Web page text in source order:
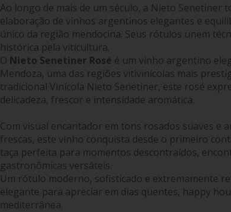
Ao longo de mais de um século, a Nieto
elaboração de vinhos argentinos elegantes e
único da região mendocina. Seus rótulos unem
histórica pela viticultura.
O Nieto Senetiner Rosé é um vinho argentino
Mendoza, uma das regiões vitivinícolas mais
tradicional Vinícola Nieto Senetiner, este rosé
delicadeza, frescor e intensidade aromática.
Com visual encantador em tons rosados suaves e
frescas, este vinho conquista desde o primeiro
taça perfeita para momentos descontraídos,
gastronômicas versáteis.
Um rótulo moderno, sofisticado e extremamente
elegante para apreciar em dias quentes, happy
mediterrânea.